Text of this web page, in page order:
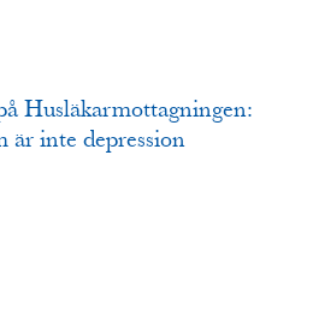
Husläkarmottagningen:
är inte depression